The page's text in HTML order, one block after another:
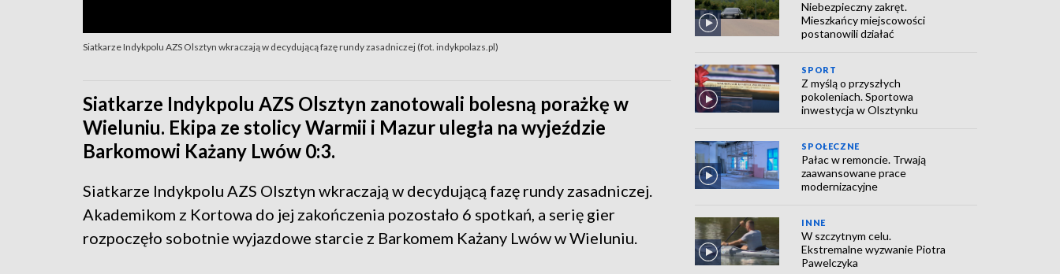
Siatkarze Indykpolu AZS Olsztyn wkraczają w decydującą fazę rundy zasadniczej (fot. indykpolazs.pl)
Siatkarze Indykpolu AZS Olsztyn zanotowali bolesną porażkę w
Wieluniu. Ekipa ze stolicy Warmii i Mazur uległa na wyjeździe
Barkomowi Każany Lwów 0:3.
Siatkarze Indykpolu AZS Olsztyn wkraczają w decydującą fazę rundy zasadniczej.
Akademikom z Kortowa do jej zakończenia pozostało 6 spotkań, a serię gier
rozpoczęło sobotnie wyjazdowe starcie z Barkomem Każany Lwów w Wieluniu.
Niebezpieczny zakręt.
Mieszkańcy miejscowości
postanowili działać
SPORT
Z myślą o przyszłych
pokoleniach. Sportowa
inwestycja w Olsztynku
SPOŁECZNE
Pałac w remoncie. Trwają
zaawansowane prace
modernizacyjne
INNE
W szczytnym celu.
Ekstremalne wyzwanie Piotra
Pawelczyka